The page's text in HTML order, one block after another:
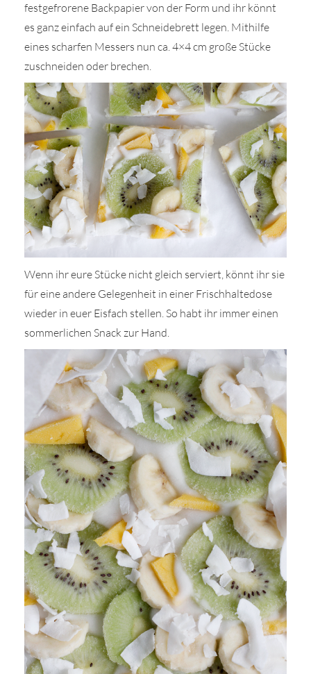
festgefrorene Backpapier von der Form und ihr könnt
es ganz einfach auf ein Schneidebrett legen. Mithilfe
eines scharfen Messers nun ca. 4×4 cm große Stücke
zuschneiden oder brechen.
Wenn ihr eure Stücke nicht gleich serviert, könnt ihr sie
für eine andere Gelegenheit in einer Frischhaltedose
wieder in euer Eisfach stellen. So habt ihr immer einen
sommerlichen Snack zur Hand.